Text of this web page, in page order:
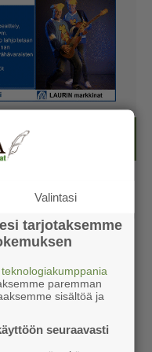
Valintasi
tarjotaksemme
paremman
sisältöä ja
seuraavasti